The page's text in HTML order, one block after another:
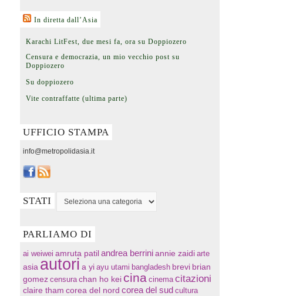
In diretta dall’Asia
Karachi LitFest, due mesi fa, ora su Doppiozero
Censura e democrazia, un mio vecchio post su
Doppiozero
Su doppiozero
Vite contraffatte (ultima parte)
UFFICIO STAMPA
info@metropolidasia.it
STATI
PARLIAMO DI
ai weiwei amruta patil andrea berriniannie zaidi arte
asia autori a yi ayu utami bangladesh brevi brian
gomez censura chan ho kei cina cinema citazioni
claire tham corea del nord corea del sud cultura